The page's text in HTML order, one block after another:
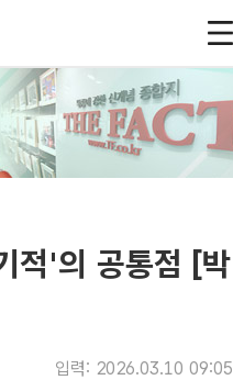
적'의 공통점 [박
입력: 2026.03.10 09:05